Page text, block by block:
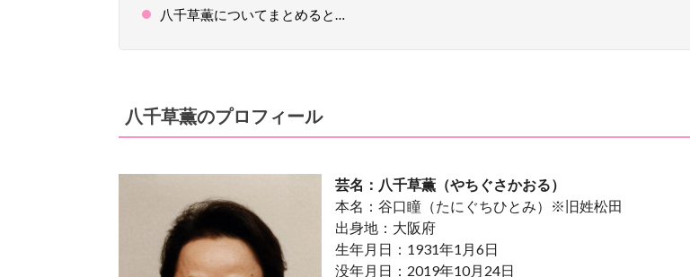
八千草薫についてまとめると…
八千草薫のプロフィール
芸名：八千草薫（やちぐさかおる）
本名：谷口瞳（たにぐちひとみ）※旧姓松田
出身地：大阪府
生年月日：1931年1月6日
没年月日：2019年10月24日